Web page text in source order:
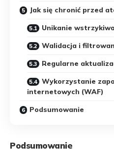
Jak się chronić przed
Unikanie
Walidacja i
Regularne
Wykorzystanie
internetowych (WAF)
Podsumowanie
Podsumowanie